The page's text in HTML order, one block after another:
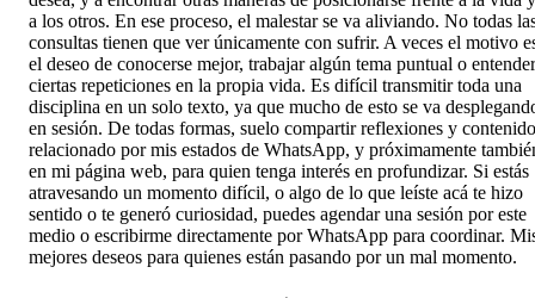
a los otros. En ese proceso, el malestar se va aliviando. No todas
consultas tienen que ver únicamente con sufrir. A veces el motivo
el deseo de conocerse mejor, trabajar algún tema puntual o entender
ciertas repeticiones en la propia vida. Es difícil transmitir toda una
disciplina en un solo texto, ya que mucho de esto se va
en sesión. De todas formas, suelo compartir reflexiones y contenido
relacionado por mis estados de WhatsApp, y próximamente
en mi página web, para quien tenga interés en profundizar. Si estás
atravesando un momento difícil, o algo de lo que leíste acá te hizo
sentido o te generó curiosidad, puedes agendar una sesión por este
medio o escribirme directamente por WhatsApp para coordinar.
mejores deseos para quienes están pasando por un mal momento.